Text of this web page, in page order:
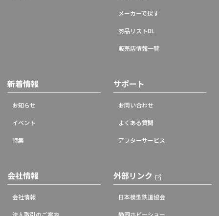
メーカーで探す
商品リストDL
販売店情報一覧
新着情報
お知らせ
イベント
特集
サポート
お問い合わせ
よくある質問
アフターサービス
会社情報
会社情報
法人取引のご案内
外部リンク
日本模型鉄道協会
静岡ホビーショー